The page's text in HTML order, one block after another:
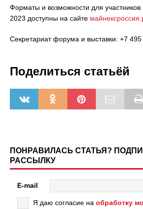
Форматы и возможности для
2023 доступны на сайте
Секретариат форума и выставки: +7
Поделиться статьёй
ПОНРАВИЛАСЬ СТАТЬЯ?
РАССЫЛКУ
E-mail
Я даю согласие на обработку